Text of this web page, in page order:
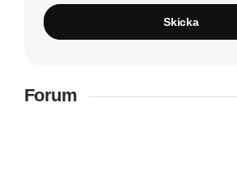
Skicka
Forum